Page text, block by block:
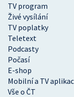
TV program
Živé vysílání
TV poplatky
Teletext
Podcasty
Počasí
E-shop
Mobilní a TV
Vše o ČT